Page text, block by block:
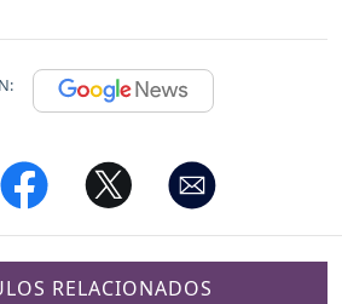
RELACIONADOS